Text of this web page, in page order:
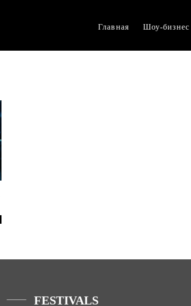
Главная Шоу-бизнес
FESTIVALS